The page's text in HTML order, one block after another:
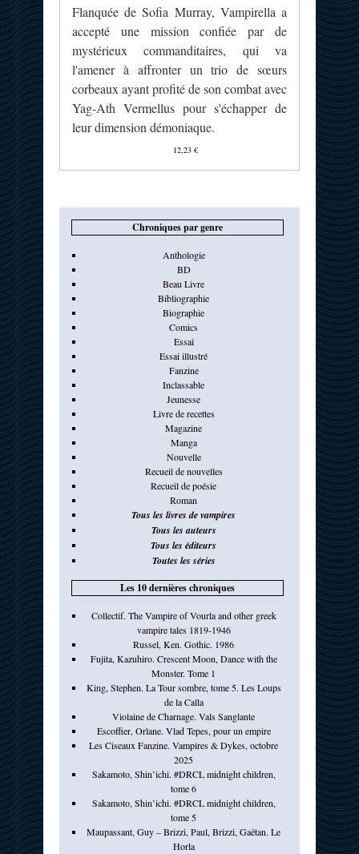
Flanquée de Sofia Murray, Vampirella a
accepté une mission confiée par de
mystérieux commanditaires, qui va
l'amener à affronter un trio de sœurs
corbeaux ayant profité de son combat avec
Yag-Ath Vermellus pour s'échapper de
leur dimension démoniaque.
12,23 €
Chroniques par genre
Anthologie
BD
Beau Livre
Bibliographie
Biographie
Comics
Essai
Essai illustré
Fanzine
Inclassable
Jeunesse
Livre de recettes
Magazine
Manga
Nouvelle
Recueil de nouvelles
Recueil de poésie
Roman
Tous les livres de vampires
Tous les auteurs
Tous les éditeurs
Toutes les séries
Les 10 dernières chroniques
Collectif. The Vampire of Vourla and other greek
vampire tales 1819-1946
Russel, Ken. Gothic. 1986
Fujita, Kazuhiro. Crescent Moon, Dance with the
Monster. Tome 1
King, Stephen. La Tour sombre, tome 5. Les Loups
de la Calla
Violaine de Charnage. Vals Sanglante
Escoffier, Orlane. Vlad Tepes, pour un empire
Les Ciseaux Fanzine. Vampires & Dykes, octobre
2025
Sakamoto, Shin’ichi. #DRCL midnight children,
tome 6
Sakamoto, Shin’ichi. #DRCL midnight children,
tome 5
Maupassant, Guy – Brizzi, Paul, Brizzi, Gaëtan. Le
Horla